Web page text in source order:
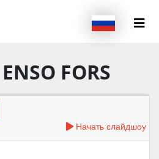
FORS
Начать слайдшоу